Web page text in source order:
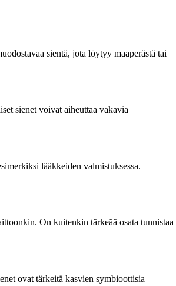
sientä, jota löytyy maaperästä tai
sienet voivat aiheuttaa vakavia
lääkkeiden valmistuksessa.
On kuitenkin tärkeää osata tunnistaa
ovat tärkeitä kasvien symbioottisia